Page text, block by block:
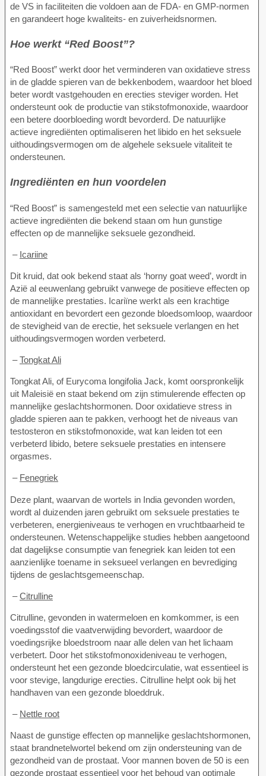
de VS in faciliteiten die voldoen aan de FDA- en GMP-normen
en garandeert hoge kwaliteits- en zuiverheidsnormen.
Hoe werkt “Red Boost”?
“Red Boost” werkt door het verminderen van oxidatieve stress
in de gladde spieren van de bekkenbodem, waardoor het bloed
beter wordt vastgehouden en erecties steviger worden. Het
ondersteunt ook de productie van stikstofmonoxide, waardoor
een betere doorbloeding wordt bevorderd. De natuurlijke
actieve ingrediënten optimaliseren het libido en het seksuele
uithoudingsvermogen om de algehele seksuele vitaliteit te
ondersteunen.
Ingrediënten en hun voordelen
“Red Boost” is samengesteld met een selectie van natuurlijke
actieve ingrediënten die bekend staan om hun gunstige
effecten op de mannelijke seksuele gezondheid.
– Icariine
Dit kruid, dat ook bekend staat als ‘horny goat weed’, wordt in
Azië al eeuwenlang gebruikt vanwege de positieve effecten op
de mannelijke prestaties. Icariïne werkt als een krachtige
antioxidant en bevordert een gezonde bloedsomloop, waardoor
de stevigheid van de erectie, het seksuele verlangen en het
uithoudingsvermogen worden verbeterd.
–Tongkat Ali
Tongkat Ali, of Eurycoma longifolia Jack, komt oorspronkelijk
uit Maleisië en staat bekend om zijn stimulerende effecten op
mannelijke geslachtshormonen. Door oxidatieve stress in
gladde spieren aan te pakken, verhoogt het de niveaus van
testosteron en stikstofmonoxide, wat kan leiden tot een
verbeterd libido, betere seksuele prestaties en intensere
orgasmes.
– Fenegriek
Deze plant, waarvan de wortels in India gevonden worden,
wordt al duizenden jaren gebruikt om seksuele prestaties te
verbeteren, energieniveaus te verhogen en vruchtbaarheid te
ondersteunen. Wetenschappelijke studies hebben aangetoond
dat dagelijkse consumptie van fenegriek kan leiden tot een
aanzienlijke toename in seksueel verlangen en bevrediging
tijdens de geslachtsgemeenschap.
–Citrulline
Citrulline, gevonden in watermeloen en komkommer, is een
voedingsstof die vaatverwijding bevordert, waardoor de
voedingsrijke bloedstroom naar alle delen van het lichaam
verbetert. Door het stikstofmonoxideniveau te verhogen,
ondersteunt het een gezonde bloedcirculatie, wat essentieel is
voor stevige, langdurige erecties. Citrulline helpt ook bij het
handhaven van een gezonde bloeddruk.
– Nettle root
Naast de gunstige effecten op mannelijke geslachtshormonen,
staat brandnetelwortel bekend om zijn ondersteuning van de
gezondheid van de prostaat. Voor mannen boven de 50 is een
gezonde prostaat essentieel voor het behoud van optimale